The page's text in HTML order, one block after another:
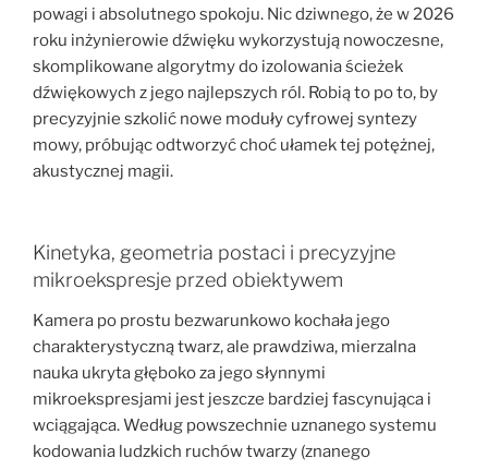
powagi i absolutnego spokoju. Nic dziwnego, że w 2026
roku inżynierowie dźwięku wykorzystują nowoczesne,
skomplikowane algorytmy do izolowania ścieżek
dźwiękowych z jego najlepszych ról. Robią to po to, by
precyzyjnie szkolić nowe moduły cyfrowej syntezy
mowy, próbując odtworzyć choć ułamek tej potężnej,
akustycznej magii.
Kinetyka, geometria postaci i precyzyjne
mikroekspresje przed obiektywem
Kamera po prostu bezwarunkowo kochała jego
charakterystyczną twarz, ale prawdziwa, mierzalna
nauka ukryta głęboko za jego słynnymi
mikroekspresjami jest jeszcze bardziej fascynująca i
wciągająca. Według powszechnie uznanego systemu
kodowania ludzkich ruchów twarzy (znanego